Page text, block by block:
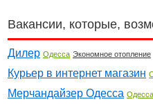
Вакансии, которые,
Дилер Одесса Экономное отопление
Курьер в интернет магазин
Мерчандайзер Одесса Одесса